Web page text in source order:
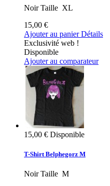
Noir Taille XL
15,00 €
Ajouter au panier Détails
Exclusivité web !
Disponible
Ajouter au comparateur
15,00 € Disponible
T-Shirt Belphegorz M
Noir Taille M